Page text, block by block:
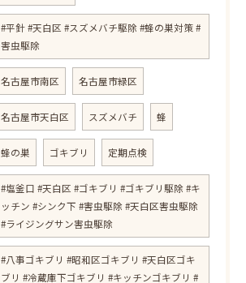
#平針 #天白区 #スズメバチ駆除 #蜂の巣対策 #
害虫駆除
名古屋市南区 名古屋市緑区
名古屋市天白区 スズメバチ 蜂
蜂の巣 ゴキブリ 定期点検
#塩釜口 #天白区 #ゴキブリ #ゴキブリ駆除 #キ
ッチン #シンク下 #害虫駆除 #天白区害虫駆除
#ライジングサン害虫駆除
#八事ゴキブリ #昭和区ゴキブリ #天白区ゴキ
ブリ #冷蔵庫下ゴキブリ #キッチンゴキブリ #